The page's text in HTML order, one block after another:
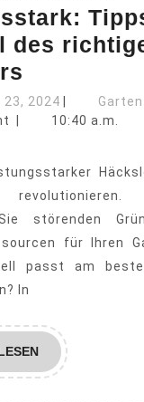
des
und
zur
Auswahl
des
richtigen
Häckslers
23, 2024Dezember
23,
10:40 a.m.
störenden
für Ihren
passt am
In
BEITRAG
LESEN